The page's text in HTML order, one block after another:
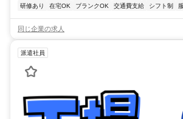
研修あり
在宅OK ブランクOK 交通費支給 シフト制
同じ企業の求人
派遣社員